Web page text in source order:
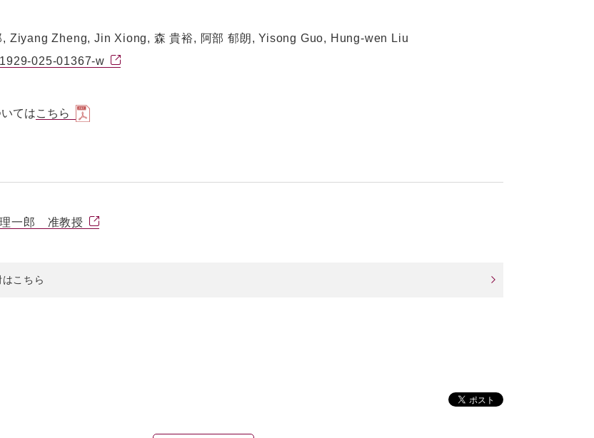
, Ziyang Zheng, Jin Xiong, 森 貴裕, 阿部 郁朗, Yisong Guo, Hung-wen Liu
025-01367-w
てはこちら
一郎 准教授
こちら